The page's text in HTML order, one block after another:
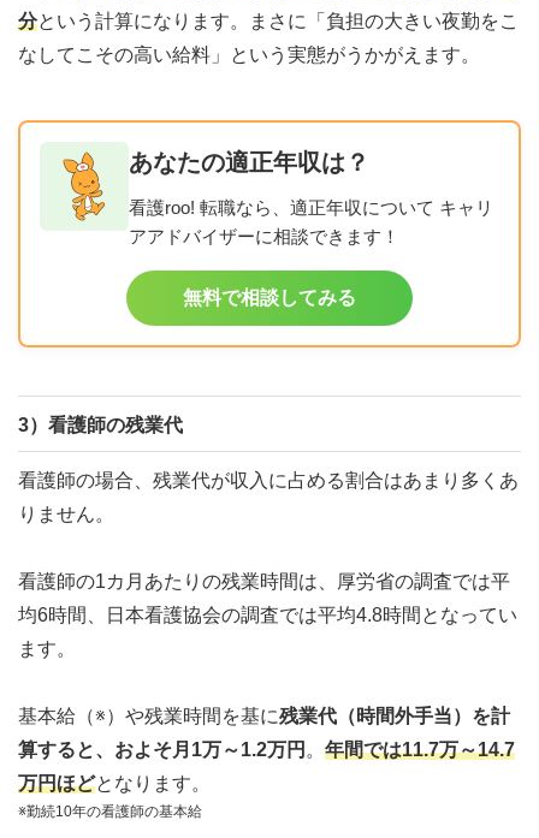
分という計算になります。まさに「負担の大きい夜勤をこ
なしてこその高い給料」という実態がうかがえます。
あなたの適正年収は？
看護roo! 転職なら、適正年収について キャリ
アアドバイザーに相談できます！
無料で相談してみる
3）看護師の残業代
看護師の場合、残業代が収入に占める割合はあまり多くあ
りません。
看護師の1カ月あたりの残業時間は、厚労省の調査では平
均6時間、日本看護協会の調査では平均4.8時間となってい
ます。
基本給（※）や残業時間を基に残業代（時間外手当）を計
算すると、およそ月1万～1.2万円 。 年間では11.7万～14.7
万円ほどとなります。
※勤続10年の看護師の基本給